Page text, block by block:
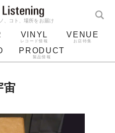
、コト、場所をお届け
VINYL
レコード情報
VENUE
お店特集
PRODUCT
製品情報
宙